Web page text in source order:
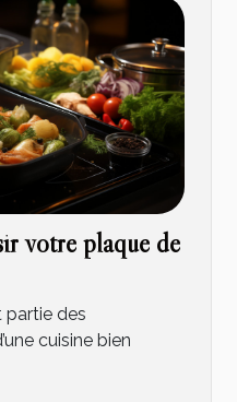
votre plaque de
partie des
cuisine bien